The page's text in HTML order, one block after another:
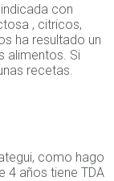
con
, citricos,
ha resultado un
alimentos. Si
recetas.
como hago
4 años tiene TDA